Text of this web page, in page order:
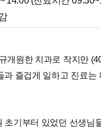
개원한 치과로 작지만
과 즐겁게 일하고 진료
초기부터 있었던 선생님